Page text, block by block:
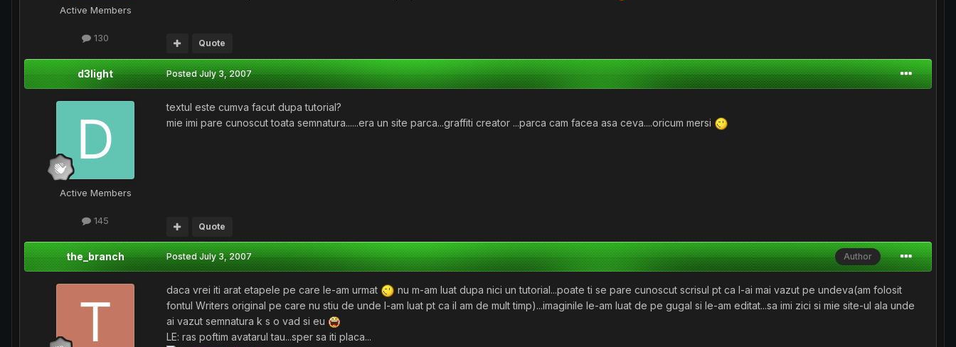
Active Members
130
Quote
d3light
Active Members
145
PostedJuly 3, 2007
textul este cumva facut dupa tutorial?
mie imi pare cunoscut toata semnatura......era un site parca...graffiti creator ...parca cam facea asa ceva....oricum mersi
Quote
the_branch Author
PostedJuly 3, 2007
daca vrei iti arat etapele pe care le-am urmat
nu m-am luat dupa nici un tutorial...poate ti se pare cunoscut scrisul pt ca l-ai mai vazut pe undeva(am folosit
fontul Writers original pe care nu stiu de unde l-am luat pt ca il am de mult timp)...imaginile le-am luat de pe gugal si le-am editat...sa imi zici si mie site-ul ala unde
ai vazut semnatura k s o vad si eu
LE: ras poftim avatarul tau...sper sa iti placa...